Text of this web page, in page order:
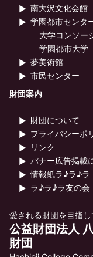
南大沢文化会館
学園都市センタ
大学コンソー
学園都市大学
夢美術館
市民センター
財団案内
財団について
プライバシーポ
リンク
バナー広告掲載
情報紙ラ♪ラ♪ラ
ラ♪ラ♪ラ友の会
愛される財団を目指し
公益財団法人
財団